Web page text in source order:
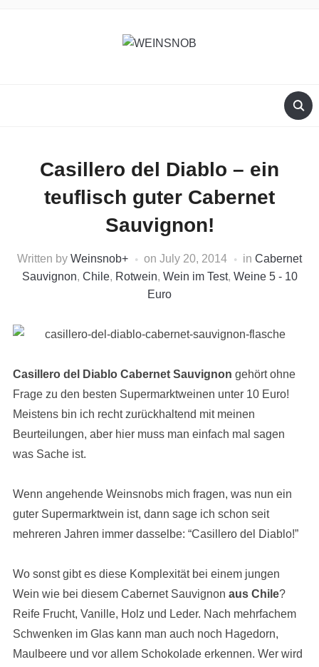
Casillero del Diablo – ein
teuflisch guter Cabernet
Sauvignon!
Written by Weinsnob+ on July 20, 2014 in Cabernet
Sauvignon, Chile, Rotwein, Wein im Test, Weine 5 - 10
Euro
Casillero del Diablo Cabernet Sauvignon gehört ohne
Frage zu den besten Supermarktweinen unter 10 Euro!
Meistens bin ich recht zurückhaltend mit meinen
Beurteilungen, aber hier muss man einfach mal sagen
was Sache ist.
Wenn angehende Weinsnobs mich fragen, was nun ein
guter Supermarktwein ist, dann sage ich schon seit
mehreren Jahren immer dasselbe: “Casillero del Diablo!”
Wo sonst gibt es diese Komplexität bei einem jungen
Wein wie bei diesem Cabernet Sauvignon aus Chile?
Reife Frucht, Vanille, Holz und Leder. Nach mehrfachem
Schwenken im Glas kann man auch noch Hagedorn,
Maulbeere und vor allem Schokolade erkennen. Wer wird